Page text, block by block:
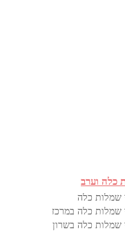
כלה וערב
שמלות כלה
שמלות כלה במרכז
שמלות כלה בשרון